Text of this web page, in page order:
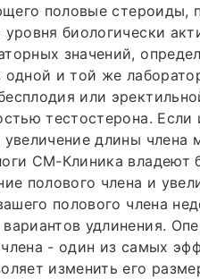
половые стероиды,
биологически
значений,
и той же
или
тестостерона. Если
длины
СМ-Клиника
полового члена и
полового члена
удлинения.
- один из самых
изменить его